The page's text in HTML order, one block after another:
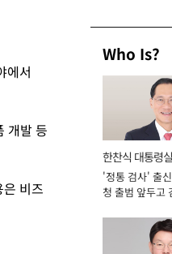
에서
개발 등
비즈
Who Is?
한찬식 대통령
서관
'정통 검사' 출
청 출범 앞두고